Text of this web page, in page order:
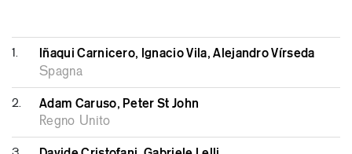
1. Iñaqui Carnicero, Ignacio Vila, Alejandro Vírseda
Spagna
2. Adam Caruso, Peter St John
Regno Unito